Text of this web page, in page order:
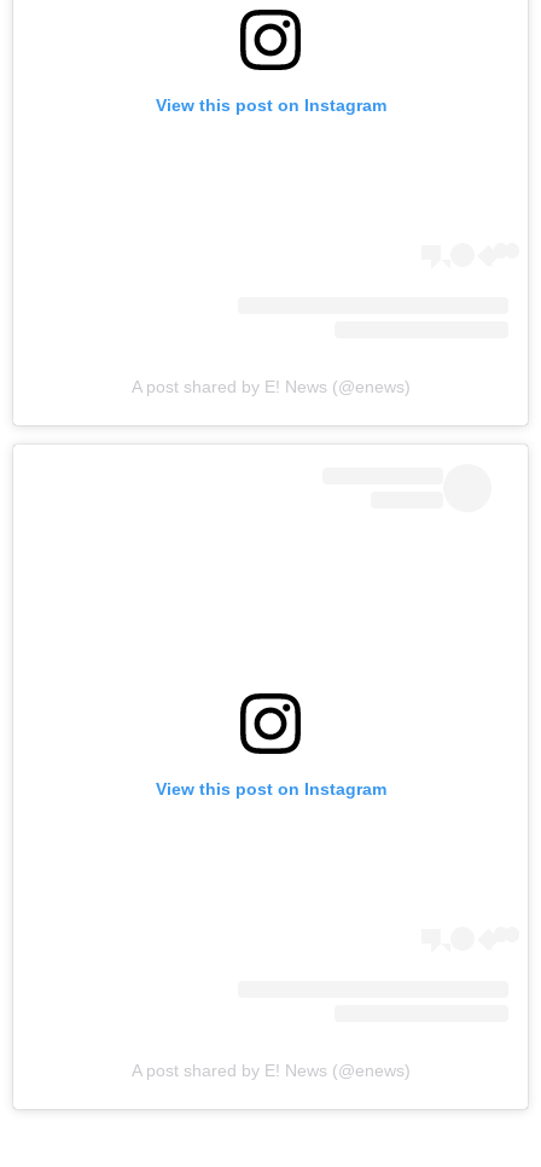
View this post on Instagram
A post shared by E! News (@enews)
View this post on Instagram
A post shared by E! News (@enews)